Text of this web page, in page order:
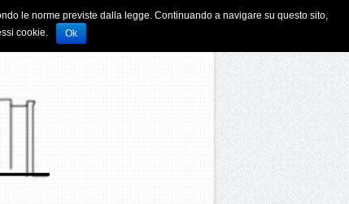
le norme previste dalla legge. Continuando a navigare su questo sito,
cookie.
Ok